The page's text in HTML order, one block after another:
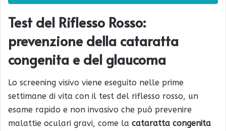
Test del Riflesso Rosso:
prevenzione della cataratta
congenita e del glaucoma
Lo screening visivo viene eseguito nelle prime
settimane di vita con il test del riflesso rosso, un
esame rapido e non invasivo che può prevenire
malattie oculari gravi, come la cataratta congenita